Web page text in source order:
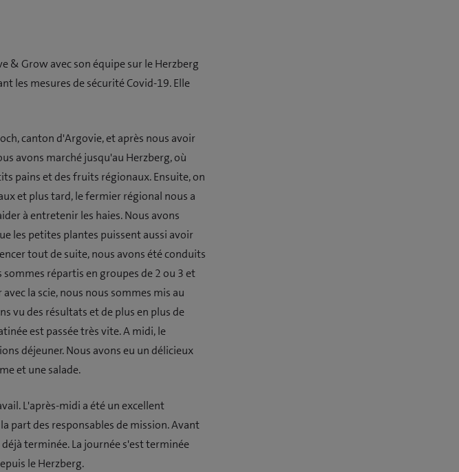
& Grow avec son équipe sur le Herzberg
les mesures de sécurité Covid-19. Elle
canton d'Argovie, et après nous avoir
avons marché jusqu'au Herzberg, où
pains et des fruits régionaux. Ensuite, on
et plus tard, le fermier régional nous a
à entretenir les haies. Nous avons
les petites plantes puissent aussi avoir
tout de suite, nous avons été conduits
sommes répartis en groupes de 2 ou 3 et
la scie, nous nous sommes mis au
vu des résultats et de plus en plus de
est passée très vite. A midi, le
déjeuner. Nous avons eu un délicieux
et une salade.
L'après-midi a été un excellent
part des responsables de mission. Avant
terminée. La journée s'est terminée
le Herzberg.